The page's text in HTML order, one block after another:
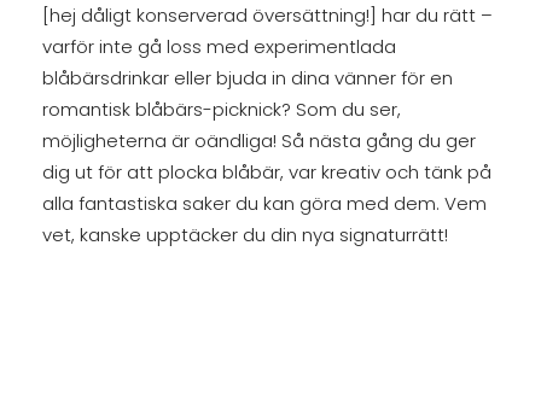
[hej dåligt konserverad översättning!] har du rätt –
varför inte gå loss med experimentlada
blåbärsdrinkar eller bjuda in dina vänner för en
romantisk blåbärs-picknick? Som du ser,
möjligheterna är oändliga! Så nästa gång du ger
dig ut för att plocka blåbär, var kreativ och tänk på
alla fantastiska saker du kan göra med dem. Vem
vet, kanske upptäcker du din nya signaturrätt!